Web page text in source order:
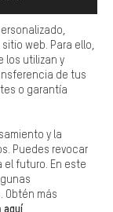
contraste
MwSt, más
. nuestro sitio web.
web. Para ello,
los utilizan y
de tus
o garantía
y la
Puedes revocar
futuro. En este
más
aquí.